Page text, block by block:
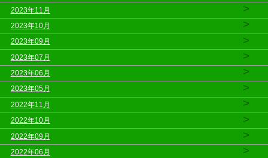
2023年11月 >
2023年10月 >
2023年09月 >
2023年07月 >
2023年06月 >
2023年05月 >
2022年11月 >
2022年10月 >
2022年09月 >
2022年06月 >